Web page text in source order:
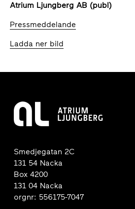
Atrium Ljungberg AB (publ)
Pressmeddelande
Ladda ner bild
Smedjegatan 2C
131 54 Nacka
Box 4200
131 04 Nacka
orgnr: 556175-7047